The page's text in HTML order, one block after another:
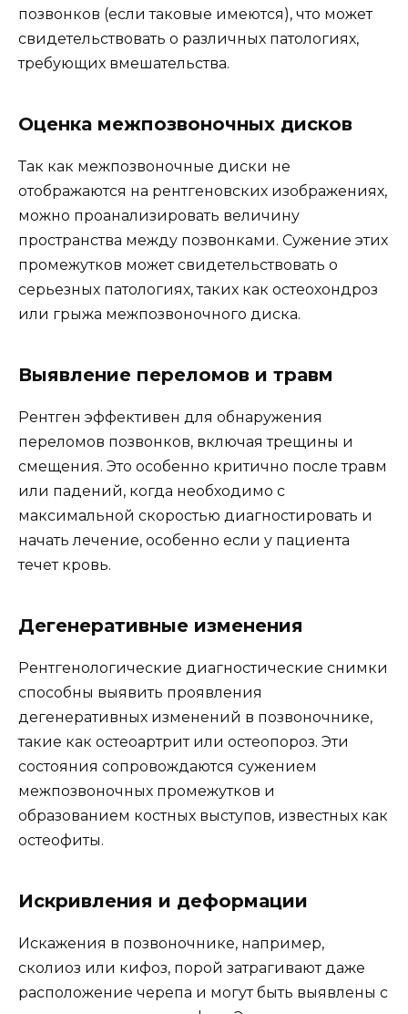
позвонков (если таковые имеются), что может
свидетельствовать о различных патологиях,
требующих вмешательства.
Оценка межпозвоночных дисков
Так как межпозвоночные диски не
отображаются на рентгеновских изображениях,
можно проанализировать величину
пространства между позвонками. Сужение этих
промежутков может свидетельствовать о
серьезных патологиях, таких как остеохондроз
или грыжа межпозвоночного диска.
Выявление переломов и травм
Рентген эффективен для обнаружения
переломов позвонков, включая трещины и
смещения. Это особенно критично после травм
или падений, когда необходимо с
максимальной скоростью диагностировать и
начать лечение, особенно если у пациента
течет кровь.
Дегенеративные изменения
Рентгенологические диагностические снимки
способны выявить проявления
дегенеративных изменений в позвоночнике,
такие как остеоартрит или остеопороз. Эти
состояния сопровождаются сужением
межпозвоночных промежутков и
образованием костных выступов, известных как
остеофиты.
Искривления и деформации
Искажения в позвоночнике, например,
сколиоз или кифоз, порой затрагивают даже
расположение черепа и могут быть выявлены с